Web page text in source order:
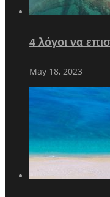
4 λόγοι να
May 18, 2023